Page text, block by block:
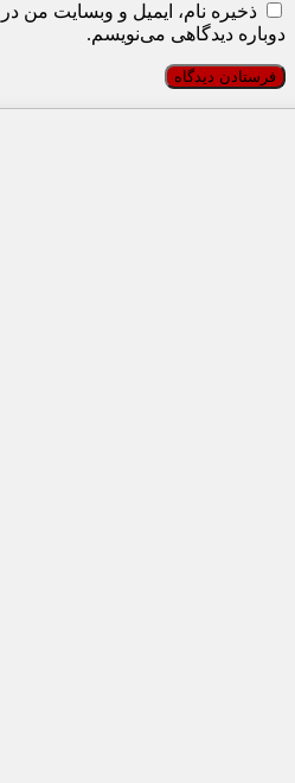
ذخیره نام، ایمیل و وبسایت من
دوباره دیدگاهی می‌نویسم.